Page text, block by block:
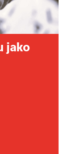
jako